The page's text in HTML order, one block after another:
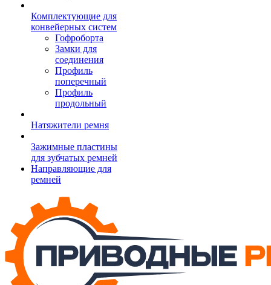
Комплектующие для
конвейерных систем
Гофроборта
Замки для
соединения
Профиль
поперечный
Профиль
продольный
Натяжители ремня
Зажимные пластины
для зубчатых ремней
Направляющие для
ремней